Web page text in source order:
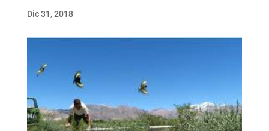
Dic 31, 2018